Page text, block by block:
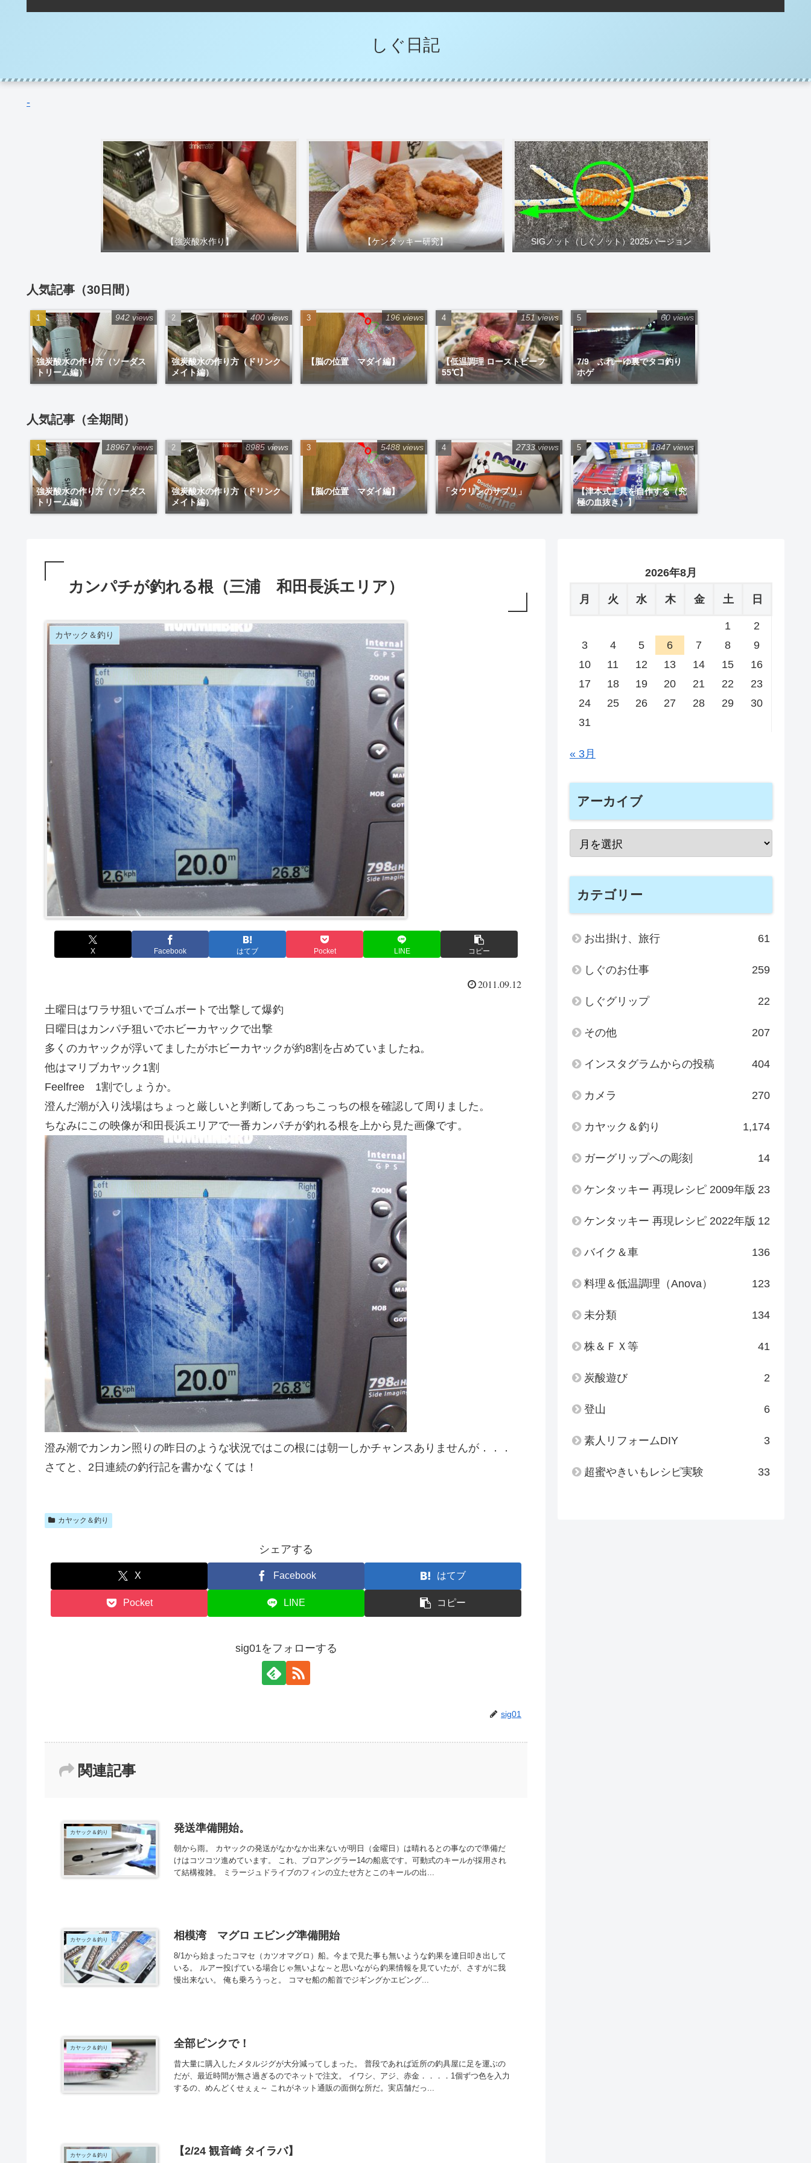
しぐ日記
-
【強炭酸水作り】 【ケンタッキー研究】 SIGノット（しぐノット）2025バージョン
人気記事（30日間）
強炭酸水の作り方（ソーダス
トリーム編）
942 views
強炭酸水の作り方（ドリンク
メイト編）
400 views
【脳の位置 マダイ編】
196 views
【低温調理 ローストビーフ
55℃】
151 views
7/9 ふれーゆ裏でタコ釣り
ホゲ
60 views
人気記事（全期間）
強炭酸水の作り方（ソーダス
トリーム編）
18967 views
強炭酸水の作り方（ドリンク
メイト編）
8985 views
【脳の位置 マダイ編】
5488 views
「タウリンのサプリ」
2733 views
【津本式工具を自作する（究
極の血抜き）】
1847 views
カンパチが釣れる根（三浦 和田長浜エリア）
カヤック＆釣り
X Facebook はてブ Pocket LINE コピー
2011.09.12
土曜日はワラサ狙いでゴムボートで出撃して爆釣
日曜日はカンパチ狙いでホビーカヤックで出撃
多くのカヤックが浮いてましたがホビーカヤックが約8割を占めていましたね。
他はマリブカヤック1割
Feelfree 1割でしょうか。
澄んだ潮が入り浅場はちょっと厳しいと判断してあっちこっちの根を確認して周りました。
ちなみにこの映像が和田長浜エリアで一番カンパチが釣れる根を上から見た画像です。
澄み潮でカンカン照りの昨日のような状況ではこの根には朝一しかチャンスありませんが．．．
さてと、2日連続の釣行記を書かなくては！
カヤック＆釣り
シェアする
X Facebook はてブ
Pocket LINE コピー
sig01をフォローする
sig01
関連記事
カヤック＆釣り 発送準備開始。
朝から雨。 カヤックの発送がなかなか出来ないが明日（金曜日）は晴れるとの事なので準備だ
けはコツコツ進めています。 これ、プロアングラー14の船底です。可動式のキールが採用され
て結構複雑。 ミラージュドライブのフィンの立たせ方とこのキールの出...
カヤック＆釣り 相模湾 マグロ エビング準備開始
8/1から始まったコマセ（カツオマグロ）船。今まで見た事も無いような釣果を連日叩き出して
いる。 ルアー投げている場合じゃ無いよな～と思いながら釣果情報を見ていたが、さすがに我
慢出来ない。 俺も乗ろうっと。 コマセ船の船首でジギングかエビング...
カヤック＆釣り 全部ピンクで！
昔大量に購入したメタルジグが大分減ってしまった。 普段であれば近所の釣具屋に足を運ぶの
だが、最近時間が無さ過ぎるのでネットで注文。 イワシ、アジ、赤金．．．．1個ずつ色を入力
するの、めんどくせぇぇ～ これがネット通販の面倒な所だ。実店舗だっ...
カヤック＆釣り 【2/24 観音崎 タイラバ】
2026年8月
月 火 水 木 金 土 日
1
2
3
4 5 6 7 8
9
10
11 12 13 14 15
16
17
18 19 20 21 22
23
24
25 26 27 28 29
30
31
« 3月
アーカイブ
カテゴリー
お出掛け、旅行 61
しぐのお仕事 259
しぐグリップ 22
その他 207
インスタグラムからの投稿 404
カメラ 270
カヤック＆釣り 1,174
ガーグリップへの彫刻 14
ケンタッキー 再現レシピ 2009年版 23
ケンタッキー 再現レシピ 2022年版 12
バイク＆車 136
料理＆低温調理（Anova） 123
未分類 134
株＆ＦＸ等 41
炭酸遊び 2
登山 6
素人リフォームDIY 3
超蜜やきいもレシピ実験 33